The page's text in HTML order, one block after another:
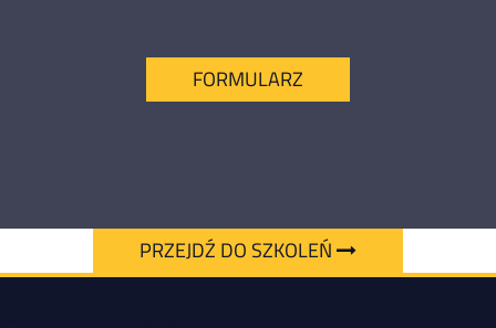
FORMULARZ
PRZEJDŹ DO SZKOLEŃ